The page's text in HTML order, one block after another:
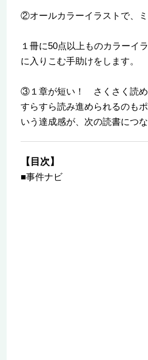
②オールカラーイラストで、
１冊に50点以上ものカラーイ
に入りこむ手助けをします。
③１章が短い！ さくさく読め
すらすら読み進められるのも
いう達成感が、次の読書につな
【目次】
■事件ナビ